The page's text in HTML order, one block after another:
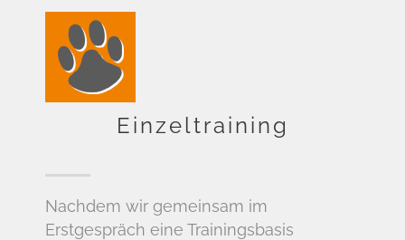
Einzeltraining
Nachdem wir gemeinsam im
Erstgespräch eine Trainingsbasis